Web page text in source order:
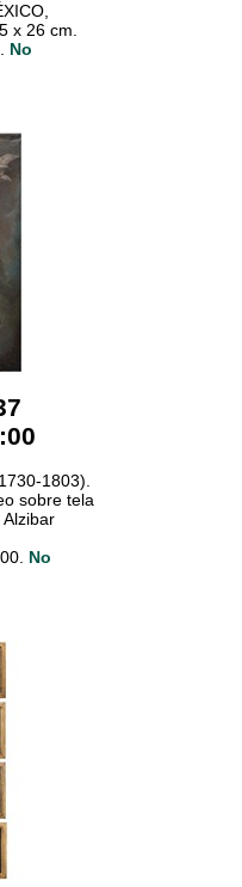
x 26 cm.
No
1803).
sobre tela
No